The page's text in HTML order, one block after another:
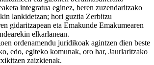
integratua eginez, beren zuzendaritzako
lankidetzan; hori guztia Zerbitzu
gidaritzapean eta Emakunde Emakumearen
elkarlanean.
ordenamendu juridikoak agintzen dien beste
edo, egiteko komunak, oro har, Jaurlaritzako
zaizkienak.